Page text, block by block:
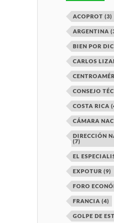
ACOPROT (3)
ARGENTINA
BIEN POR
CARLOS
CONSEJO
COSTA RICA
CÁMARA
DIRECCIÓN
(7)
EL
EXPOTUR (9)
FORO
FRANCIA (4)
GOLPE DE